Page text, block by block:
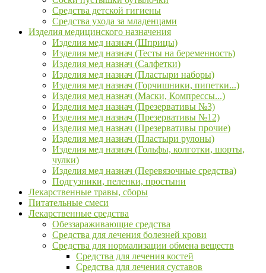
Средства детской гигиены
Средства ухода за младенцами
Изделия медицинского назначения
Изделия мед назнач (Шприцы)
Изделия мед назнач (Тесты на беременность)
Изделия мед назнач (Салфетки)
Изделия мед назнач (Пластыри наборы)
Изделия мед назнач (Горчишники, пипетки...)
Изделия мед назнач (Маски, Компрессы...)
Изделия мед назнач (Презервативы №3)
Изделия мед назнач (Презервативы №12)
Изделия мед назнач (Презервативы прочие)
Изделия мед назнач (Пластыри рулоны)
Изделия мед назнач (Гольфы, колготки, шорты,
чулки)
Изделия мед назнач (Перевязочные средства)
Подгузники, пеленки, простыни
Лекарственные травы, сборы
Питательные смеси
Лекарственные средства
Обеззараживающие средства
Средства для лечения болезней крови
Средства для нормализации обмена веществ
Средства для лечения костей
Средства для лечения суставов